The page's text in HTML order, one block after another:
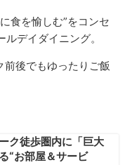
食を愉しむ”をコンセ
デイダイニング。
後でもゆったりご飯
ク徒歩圏内に「巨大
“お部屋＆サービ